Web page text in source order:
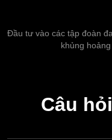
Đầu tư vào các tập đoàn
khủng
Câu